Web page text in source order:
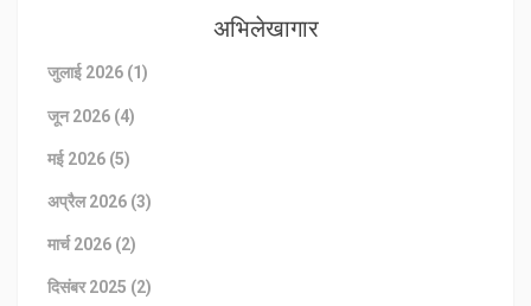
अभिलेखागार
जुलाई 2026 (1)
जून 2026 (4)
मई 2026 (5)
अप्रैल 2026 (3)
मार्च 2026 (2)
दिसंबर 2025 (2)